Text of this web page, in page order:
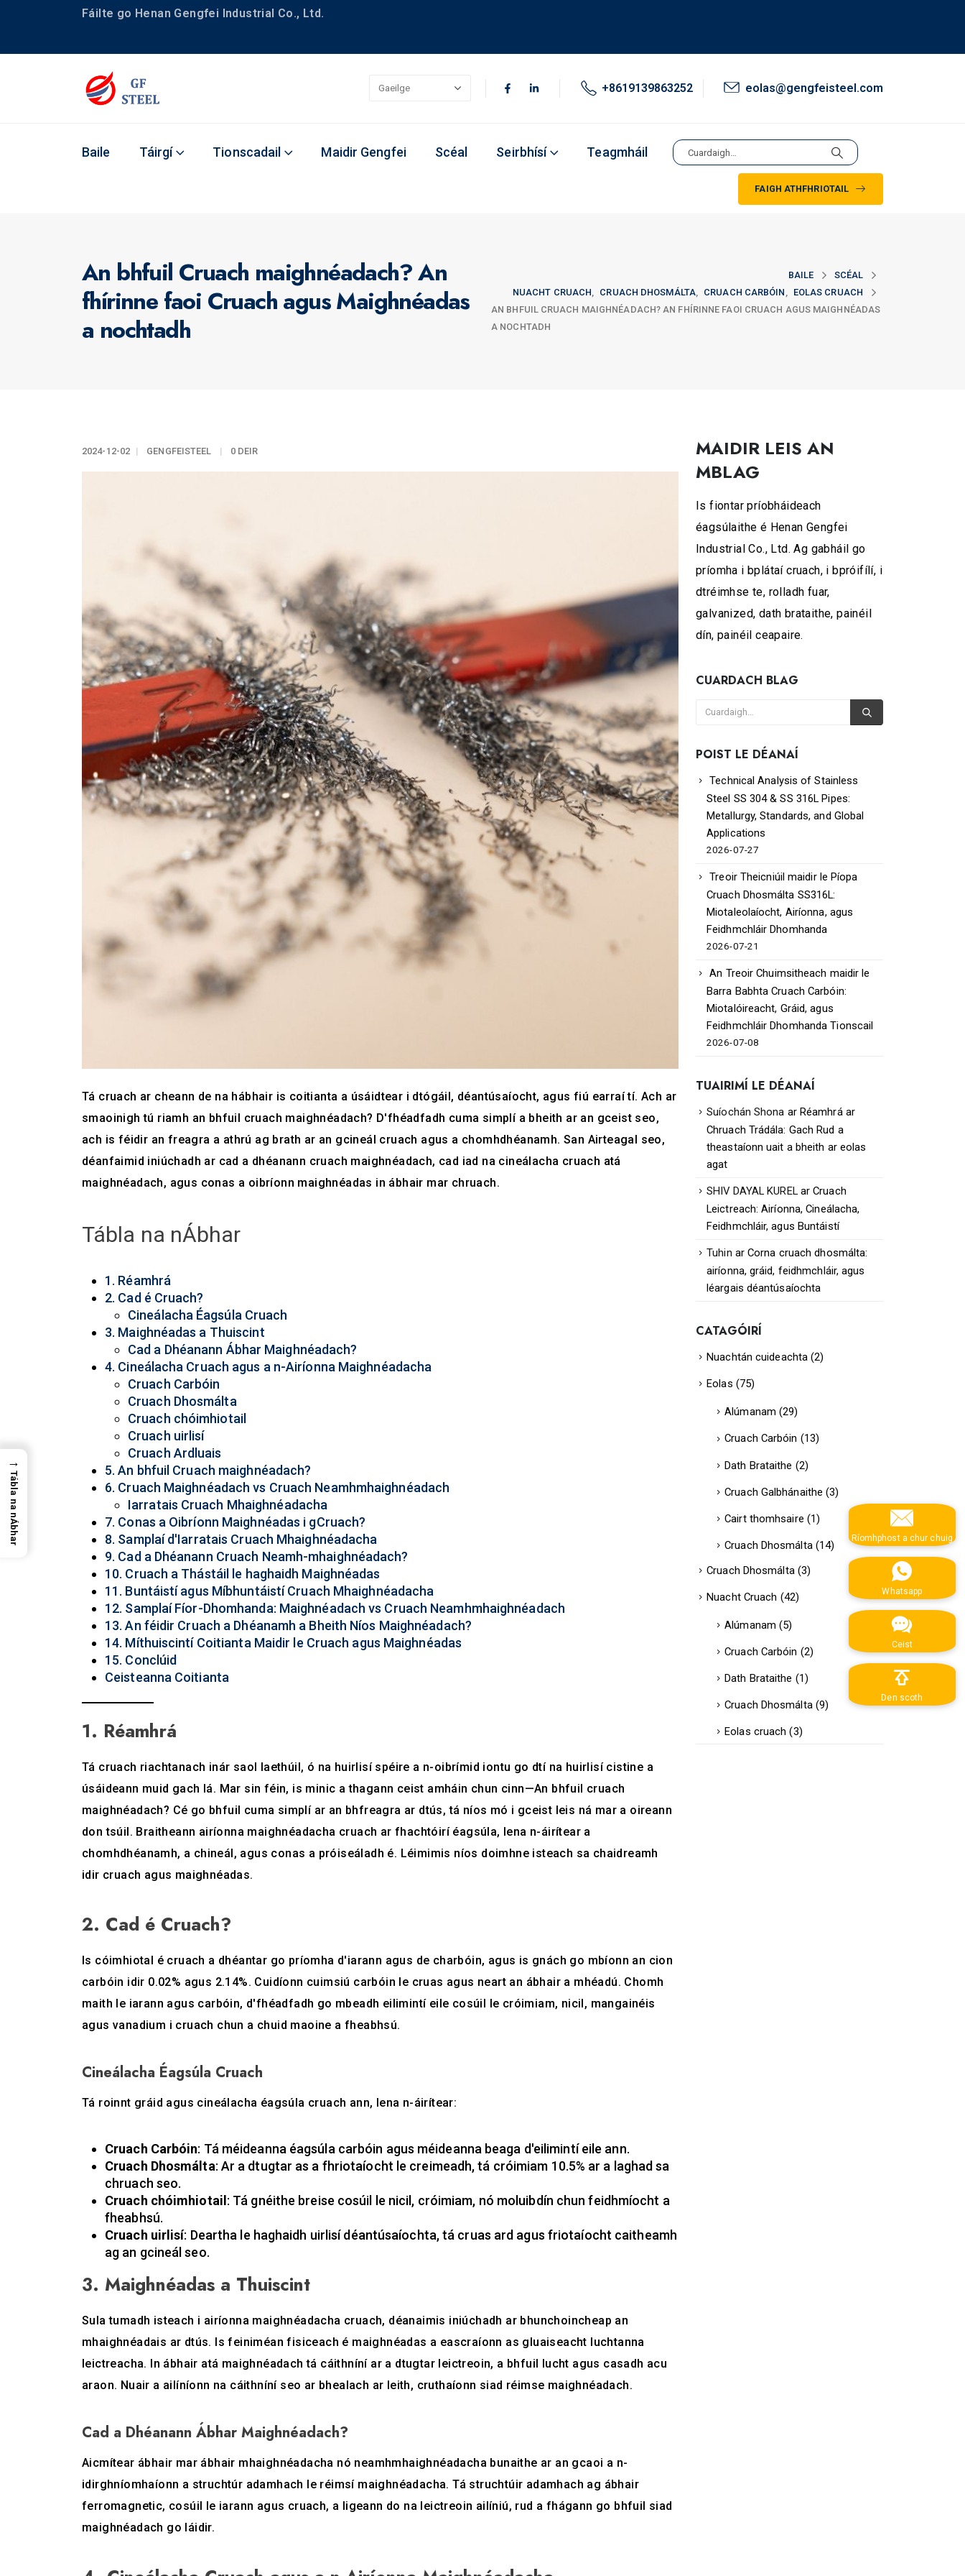
Fáilte go Henan Gengfei Industrial Co., Ltd.
+8619139863252 eolas@gengfeisteel.com
Baile Táirgí Tionscadail Maidir Gengfei Scéal Seirbhísí Teagmháil
FAIGH ATHFHRIOTAIL
An bhfuil Cruach maighnéadach? An
fhírinne faoi Cruach agus Maighnéadas
a nochtadh
BAILE
SCÉAL
NUACHT CRUACH
CRUACH DHOSMÁLTA, CRUACH CARBÓIN
EOLAS CRUACH
AN BHFUIL CRUACH MAIGHNÉADACH? AN FHÍRINNE FAOI CRUACH AGUS MAIGHNÉADAS
A NOCHTADH
2024-12-02 GENGFEISTEEL 0 DEIR
Tá cruach ar cheann de na hábhair is coitianta a úsáidtear i dtógáil, déantúsaíocht, agus fiú earraí tí. Ach ar
smaoinigh tú riamh an bhfuil cruach maighnéadach? D'fhéadfadh cuma simplí a bheith ar an gceist seo,
ach is féidir an freagra a athrú ag brath ar an gcineál cruach agus a chomhdhéanamh. San Airteagal seo,
déanfaimid iniúchadh ar cad a dhéanann cruach maighnéadach, cad iad na cineálacha cruach atá
maighnéadach, agus conas a oibríonn maighnéadas in ábhair mar chruach.
Tábla na nÁbhar
1. Réamhrá
2. Cad é Cruach?
Cineálacha Éagsúla Cruach
3. Maighnéadas a Thuiscint
Cad a Dhéanann Ábhar Maighnéadach?
4. Cineálacha Cruach agus a n-Airíonna Maighnéadacha
Cruach Carbóin
Cruach Dhosmálta
Cruach chóimhiotail
Cruach uirlisí
Cruach Ardluais
5. An bhfuil Cruach maighnéadach?
6. Cruach Maighnéadach vs Cruach Neamhmhaighnéadach
Iarratais Cruach Mhaighnéadacha
7. Conas a Oibríonn Maighnéadas i gCruach?
8. Samplaí d'Iarratais Cruach Mhaighnéadacha
9. Cad a Dhéanann Cruach Neamh-mhaighnéadach?
10. Cruach a Thástáil le haghaidh Maighnéadas
11. Buntáistí agus Míbhuntáistí Cruach Mhaighnéadacha
12. Samplaí Fíor-Dhomhanda: Maighnéadach vs Cruach Neamhmhaighnéadach
13. An féidir Cruach a Dhéanamh a Bheith Níos Maighnéadach?
14. Míthuiscintí Coitianta Maidir le Cruach agus Maighnéadas
15. Conclúid
Ceisteanna Coitianta
1. Réamhrá
Tá cruach riachtanach inár saol laethúil, ó na huirlisí spéire a n-oibrímid iontu go dtí na huirlisí cistine a
úsáideann muid gach lá. Mar sin féin, is minic a thagann ceist amháin chun cinn—An bhfuil cruach
maighnéadach? Cé go bhfuil cuma simplí ar an bhfreagra ar dtús, tá níos mó i gceist leis ná mar a oireann
don tsúil. Braitheann airíonna maighnéadacha cruach ar fhachtóirí éagsúla, lena n-áirítear a
chomhdhéanamh, a chineál, agus conas a próiseáladh é. Léimimis níos doimhne isteach sa chaidreamh
idir cruach agus maighnéadas.
2. Cad é Cruach?
Is cóimhiotal é cruach a dhéantar go príomha d'iarann ​​agus de charbóin, agus is gnách go mbíonn an cion
carbóin idir 0.02% agus 2.14%. Cuidíonn cuimsiú carbóin le cruas agus neart an ábhair a mhéadú. Chomh
maith le iarann ​​agus carbóin, d'fhéadfadh go mbeadh eilimintí eile cosúil le cróimiam, nicil, mangainéis
agus vanadium i cruach chun a chuid maoine a fheabhsú.
Cineálacha Éagsúla Cruach
Tá roinnt gráid agus cineálacha éagsúla cruach ann, lena n-áirítear:
Cruach Carbóin: Tá méideanna éagsúla carbóin agus méideanna beaga d'eilimintí eile ann.
Cruach Dhosmálta: Ar a dtugtar as a fhriotaíocht le creimeadh, tá cróimiam 10.5% ar a laghad sa
chruach seo.
Cruach chóimhiotail: Tá gnéithe breise cosúil le nicil, cróimiam, nó moluibdín chun feidhmíocht a
fheabhsú.
Cruach uirlisí: Deartha le haghaidh uirlisí déantúsaíochta, tá cruas ard agus friotaíocht caitheamh
ag an gcineál seo.
3. Maighnéadas a Thuiscint
Sula tumadh isteach i airíonna maighnéadacha cruach, déanaimis iniúchadh ar bhunchoincheap an
mhaighnéadais ar dtús. Is feiniméan fisiceach é maighnéadas a eascraíonn as gluaiseacht luchtanna
leictreacha. In ábhair atá maighnéadach tá cáithníní ar a dtugtar leictreoin, a bhfuil lucht agus casadh acu
araon. Nuair a ailíníonn na cáithníní seo ar bhealach ar leith, cruthaíonn siad réimse maighnéadach.
Cad a Dhéanann Ábhar Maighnéadach?
Aicmítear ábhair mar ábhair mhaighnéadacha nó neamhmhaighnéadacha bunaithe ar an gcaoi a n-
idirghníomhaíonn a struchtúr adamhach le réimsí maighnéadacha. Tá struchtúir adamhach ag ábhair
ferromagnetic, cosúil le iarann ​​agus cruach, a ligeann do na leictreoin ailíniú, rud a fhágann go bhfuil siad
maighnéadach go láidir.
MAIDIR LEIS AN
MBLAG
Is fiontar príobháideach
éagsúlaithe é Henan Gengfei
Industrial Co., Ltd. Ag gabháil go
príomha i bplátaí cruach, i bpróifílí, i
dtréimhse te, rolladh fuar,
galvanized, dath brataithe, painéil
dín, painéil ceapaire.
CUARDACH BLAG
POIST LE DÉANAÍ
Technical Analysis of Stainless
Steel SS 304 & SS 316L Pipes:
Metallurgy, Standards, and Global
Applications
2026-07-27
Treoir Theicniúil maidir le Píopa
Cruach Dhosmálta SS316L:
Miotaleolaíocht, Airíonna, agus
Feidhmchláir Dhomhanda
2026-07-21
An Treoir Chuimsitheach maidir le
Barra Babhta Cruach Carbóin:
Miotalóireacht, Gráid, agus
Feidhmchláir Dhomhanda Tionscail
2026-07-08
TUAIRIMÍ LE DÉANAÍ
Suíochán Shona ar Réamhrá ar
Chruach Trádála: Gach Rud a
theastaíonn uait a bheith ar eolas
agat
SHIV DAYAL KURELarCruach
Leictreach: Airíonna, Cineálacha,
Feidhmchláir, agus Buntáistí
Tuhin arCorna cruach dhosmálta:
airíonna, gráid, feidhmchláir, agus
léargais déantúsaíochta
CATAGÓIRÍ
Nuachtán cuideachta (2)
Eolas (75)
Alúmanam (29)
Cruach Carbóin (13)
Dath Brataithe (2)
Cruach Galbhánaithe (3)
Cairt thomhsaire (1)
Cruach Dhosmálta(14)
Cruach Dhosmálta(3)
Nuacht Cruach (42)
Alúmanam (5)
Cruach Carbóin (2)
Dath Brataithe (1)
Cruach Dhosmálta(9)
Eolas cruach (3)
Ríomhphost a chur chuig
Whatsapp
Ceist
Den scoth
→
Tábla na nÁbhar